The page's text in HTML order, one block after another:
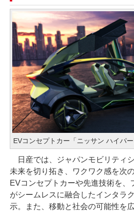
EVコンセプトカー「ニッサン ハイパー
日産では、ジャパンモビリティシ
未来を切り拓き、ワクワク感を次
EVコンセプトカーや先進技術を、
がシームレスに融合したインタラ
示。また、移動と社会の可能性を